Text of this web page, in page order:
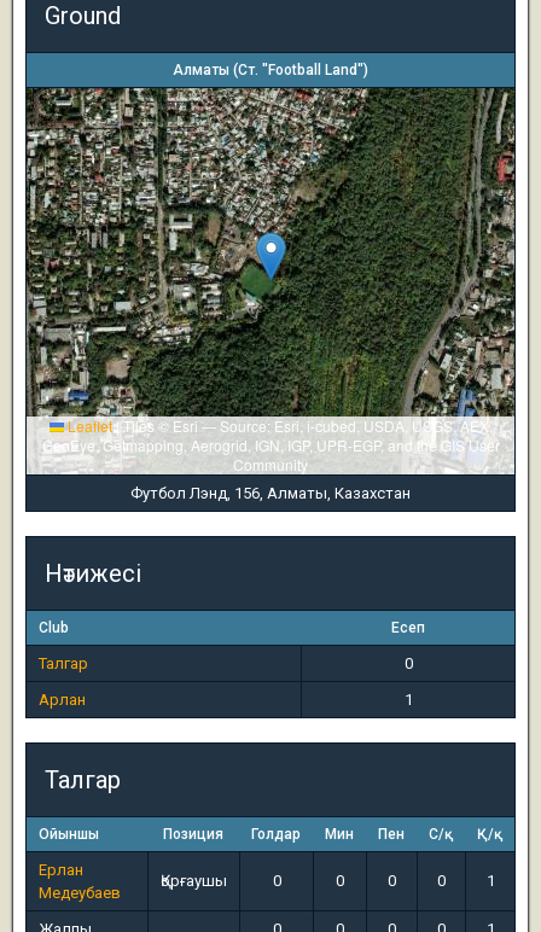
Ground
Алматы (Ст. "Football Land")
Leaflet|Tiles © Esri — Source: Esri, i-cubed, USDA, USGS, AEX,
GeoEye, Getmapping, Aerogrid, IGN, IGP, UPR-EGP, and the GIS User
Community
Футбол Лэнд, 156, Алматы, Казахстан
Нәтижесі
Club Есеп
Талгар
0
Арлан
1
Талгар
Ойыншы Позиция Голдар Мин Пен С/қ Қ/қ
Ерлан
Медеубаев
Қорғаушы 0 0 0 0 1